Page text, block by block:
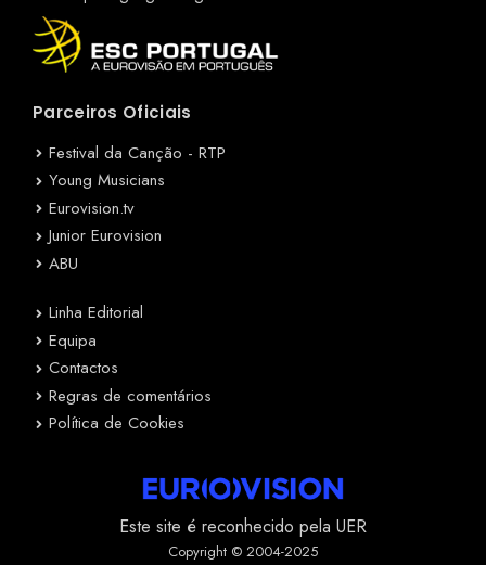
Parceiros Oficiais
Festival da Canção - RTP
Young Musicians
Eurovision.tv
Junior Eurovision
ABU
Linha Editorial
Equipa
Contactos
Regras de comentários
Política de Cookies
Este site é reconhecido pela UER
Copyright © 2004-2025